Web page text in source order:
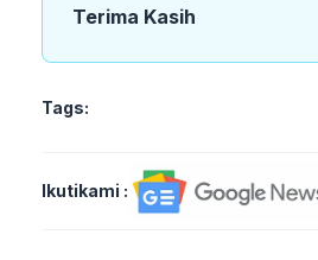
Terima Kasih
Tags:
Ikutikami :